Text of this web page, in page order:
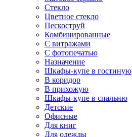
Стекло
Цветное стекло
Пескоструй
Комбинированные
С витражами
С фотопечатью
Назначение
Шкафы-купе в гостиную
В коридор
В прихожую
Шкафы-купе в спальню
Детские
Офисные
Для книг
Для одежды